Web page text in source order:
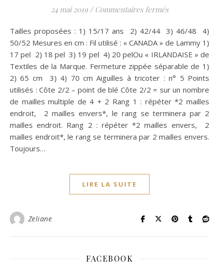
24 mai 2019 / Commentaires ferméssur Veste
Tailles proposées : 1) 15/17 ans 2) 42/44 3) 46/48 4)
50/52 Mesures en cm : Fil utilisé : « CANADA » de Lammy 1)
17 pel 2) 18 pel 3) 19 pel 4) 20 pelOu « IRLANDAISE » de
Textiles de la Marque. Fermeture zippée séparable de 1)
2) 65 cm 3) 4) 70 cm Aiguilles à tricoter : n° 5 Points
utilisés : Côte 2/2 – point de blé Côte 2/2 = sur un nombre
de mailles multiple de 4 + 2 Rang 1 : répéter *2 mailles
endroit, 2 mailles envers*, le rang se terminera par 2
mailles endroit. Rang 2 : répéter *2 mailles envers, 2
mailles endroit*, le rang se terminera par 2 mailles envers.
Toujours…
LIRE LA SUITE
Zeliane
FACEBOOK